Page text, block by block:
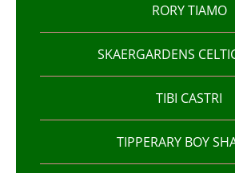
RORY TIAMO
SKAERGARDENS
TIBI CASTRI
TIPPERARY BOY